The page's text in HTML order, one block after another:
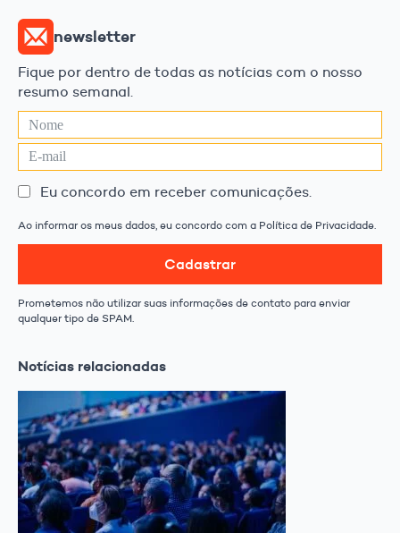
newsletter
Fique por dentro de todas as notícias com o nosso
resumo semanal.
Eu concordo em receber comunicações.
Ao informar os meus dados, eu concordo com a Política de Privacidade.
Cadastrar
Prometemos não utilizar suas informações de contato para enviar
qualquer tipo de SPAM.
Notícias relacionadas